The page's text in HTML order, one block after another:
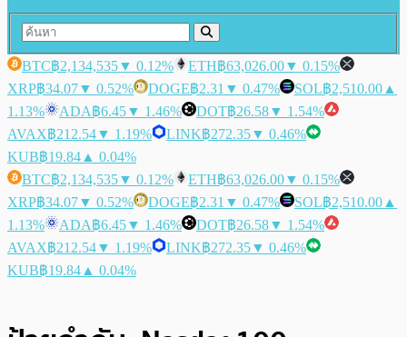
BTC฿2,134,535▼ 0.12% ETH฿63,026.00▼ 0.15%
XRP฿34.07▼ 0.52% DOGE฿2.31 ▼ 0.47% SOL฿2,510.00 ▲
1.13%
ADA฿6.45▼ 1.46% DOT฿26.58▼ 1.54%
AVAX฿212.54▼ 1.19% LINK฿272.35▼ 0.46%
KUB฿19.84 ▲ 0.04%
BTC฿2,134,535▼ 0.12% ETH฿63,026.00▼ 0.15%
XRP฿34.07▼ 0.52% DOGE฿2.31 ▼ 0.47% SOL฿2,510.00 ▲
1.13%
ADA฿6.45▼ 1.46% DOT฿26.58▼ 1.54%
AVAX฿212.54▼ 1.19% LINK฿272.35▼ 0.46%
KUB฿19.84 ▲ 0.04%